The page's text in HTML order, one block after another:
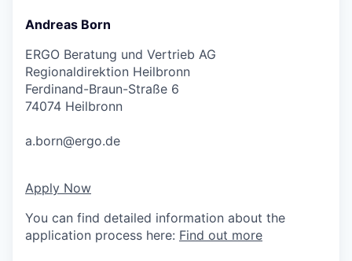
Andreas Born
ERGO Beratung und Vertrieb AG
Regionaldirektion Heilbronn
Ferdinand-Braun-Straße 6
74074 Heilbronn
a.born@ergo.de
Apply Now
You can find detailed information about the
application process here: Find out more